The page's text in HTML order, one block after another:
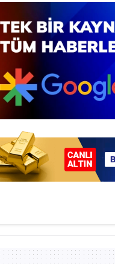
mevzuata uygun olarak